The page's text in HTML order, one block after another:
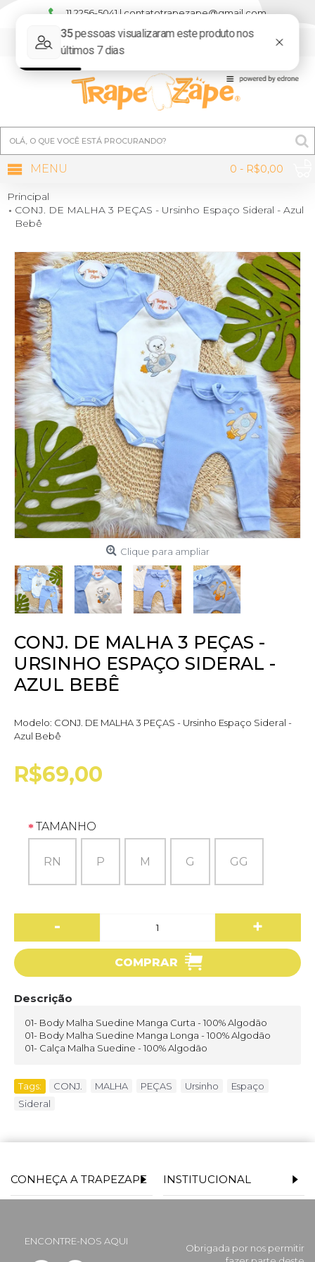
11 2256-5041 | contatotrapezape@gmail.com
0 - R$0,00
MENU
Principal
CONJ. DE MALHA 3 PEÇAS - Ursinho Espaço Sideral - Azul
Bebê
Clique para ampliar
CONJ. DE MALHA 3 PEÇAS -
URSINHO ESPAÇO SIDERAL -
AZUL BEBÊ
Modelo: CONJ. DE MALHA 3 PEÇAS - Ursinho Espaço Sideral -
Azul Bebê
R$69,00
TAMANHO
RN P M G GG
- +
COMPRAR
Descrição
01- Body Malha Suedine Manga Curta - 100% Algodão
01- Body Malha Suedine Manga Longa - 100% Algodão
01- Calça Malha Suedine - 100% Algodão
Tags: CONJ. MALHA PEÇAS Ursinho Espaço
Sideral
CONHEÇA A TRAPEZAPE INSTITUCIONAL
ENCONTRE-NOS AQUI
Obrigada por nos permitir